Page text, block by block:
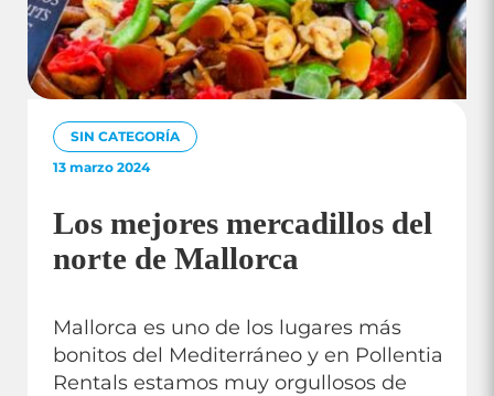
SIN CATEGORÍA
13 marzo 2024
Los mejores mercadillos del
norte de Mallorca
Mallorca es uno de los lugares más
bonitos del Mediterráneo y en Pollentia
Rentals estamos muy orgullosos de